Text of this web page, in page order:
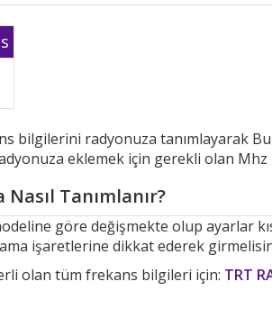
bilgilerini radyonuza tanımlayarak
eklemek için gerekli olan
Nasıl Tanımlanır?
göre değişmekte olup ayarlar
işaretlerine dikkat ederek
olan tüm frekans bilgileri için: TRT